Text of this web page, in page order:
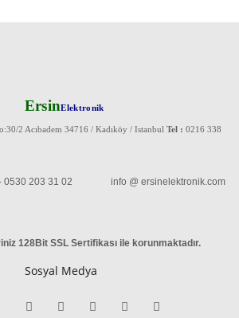
ErsinElektronik
2 Acıbadem 34716 / Kadıköy / Istanbul Tel : 0216 338
- 0530 203 31 02 info @ ersinelektronik.com
128Bit SSL Sertifikası ile korunmaktadır.
Sosyal Medya